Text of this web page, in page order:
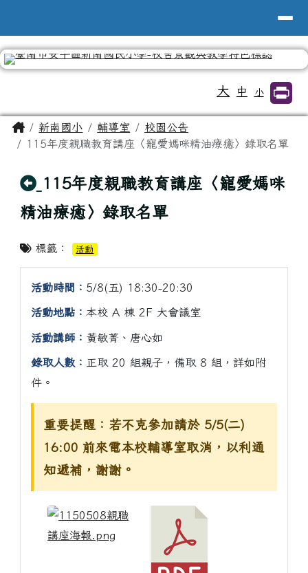
大 中 小
主內容區域
Home新南國小 輔導室
校園公告
115年度親職教育講座〈寵愛媽咪精油療癒〉錄取名單
回上頁
115年度親職教育講座〈寵愛媽咪
精油療癒〉錄取名單
標籤： 活動
活動時間： 5/8(五) 18:30-20:30
活動地點： 本校 A 棟 2F 大會議室
活動講師： 黃敏菁、唐心如
錄取人數： 正取 20 組親子，備取 8 組，詳如附
件。
重要提醒：若不克參加請於 5/5(二)
16:00 前來電本校輔導室取消，以利通
知遞補，謝謝。
頁尾區域